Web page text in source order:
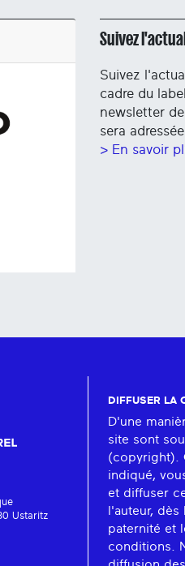
Suivez
Suivez
cadre du
newsletter
sera
> En savoir
Ustaritz
DIFFUSER LA
D'une
site sont
(copyright).
indiqué,
et diffuser
l'auteur,
paternité et
conditions.